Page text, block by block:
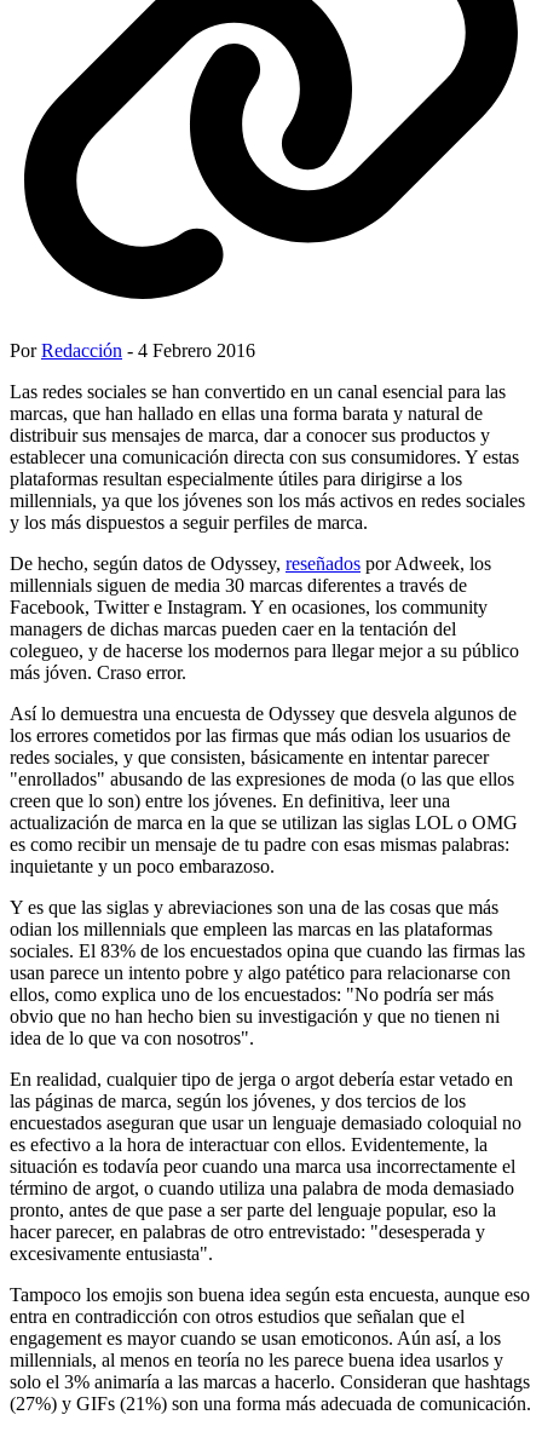
PorRedacción - 4 Febrero 2016
Las redes sociales se han convertido en un canal esencial para las
marcas, que han hallado en ellas una forma barata y natural de
distribuir sus mensajes de marca, dar a conocer sus productos y
establecer una comunicación directa con sus consumidores. Y estas
plataformas resultan especialmente útiles para dirigirse a los
millennials, ya que los jóvenes son los más activos en redes sociales
y los más dispuestos a seguir perfiles de marca.
De hecho, según datos de Odyssey, reseñados por Adweek, los
millennials siguen de media 30 marcas diferentes a través de
Facebook, Twitter e Instagram. Y en ocasiones, los community
managers de dichas marcas pueden caer en la tentación del
colegueo, y de hacerse los modernos para llegar mejor a su público
más jóven. Craso error.
Así lo demuestra una encuesta de Odyssey que desvela algunos de
los errores cometidos por las firmas que más odian los usuarios de
redes sociales, y que consisten, básicamente en intentar parecer
"enrollados" abusando de las expresiones de moda (o las que ellos
creen que lo son) entre los jóvenes. En definitiva, leer una
actualización de marca en la que se utilizan las siglas LOL o OMG
es como recibir un mensaje de tu padre con esas mismas palabras:
inquietante y un poco embarazoso.
Y es que las siglas y abreviaciones son una de las cosas que más
odian los millennials que empleen las marcas en las plataformas
sociales. El 83% de los encuestados opina que cuando las firmas las
usan parece un intento pobre y algo patético para relacionarse con
ellos, como explica uno de los encuestados: "No podría ser más
obvio que no han hecho bien su investigación y que no tienen ni
idea de lo que va con nosotros".
En realidad, cualquier tipo de jerga o argot debería estar vetado en
las páginas de marca, según los jóvenes, y dos tercios de los
encuestados aseguran que usar un lenguaje demasiado coloquial no
es efectivo a la hora de interactuar con ellos. Evidentemente, la
situación es todavía peor cuando una marca usa incorrectamente el
término de argot, o cuando utiliza una palabra de moda demasiado
pronto, antes de que pase a ser parte del lenguaje popular, eso la
hacer parecer, en palabras de otro entrevistado: "desesperada y
excesivamente entusiasta".
Tampoco los emojis son buena idea según esta encuesta, aunque eso
entra en contradicción con otros estudios que señalan que el
engagement es mayor cuando se usan emoticonos. Aún así, a los
millennials, al menos en teoría no les parece buena idea usarlos y
solo el 3% animaría a las marcas a hacerlo. Consideran que hashtags
(27%) y GIFs (21%) son una forma más adecuada de comunicación.